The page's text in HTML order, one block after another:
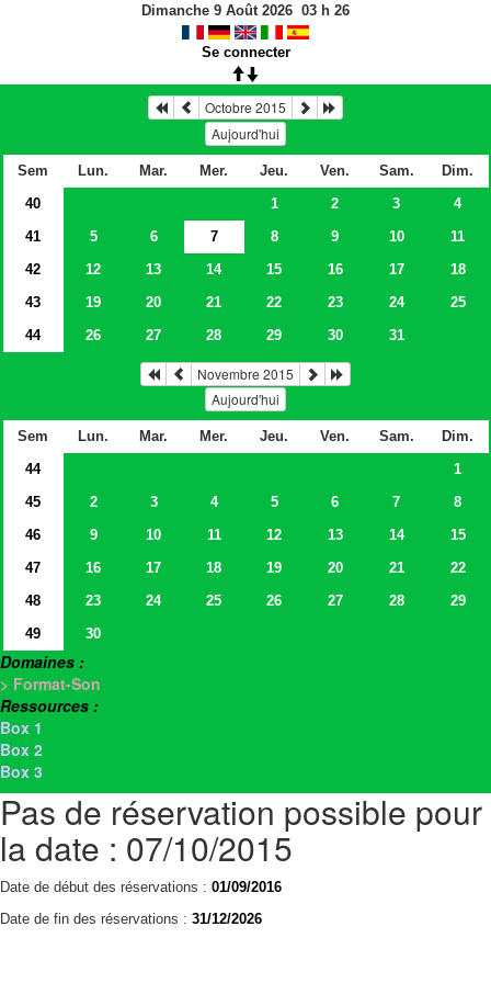
Dimanche 9 Août 2026 03 h 26
Se connecter
Octobre 2015
Aujourd'hui
Sem Lun. Mar. Mer. Jeu. Ven. Sam.
Dim.
40
1 2 3
4
41
5 6 7 8 9 10
11
42
12 13 14 15 16 17
18
43
19 20 21 22 23 24
25
44
26 27 28 29 30 31
Novembre 2015
Aujourd'hui
Sem Lun. Mar. Mer. Jeu. Ven. Sam.
Dim.
44
1
45
2 3 4 5 6 7
8
46
9 10 11 12 13 14
15
47
16 17 18 19 20 21
22
48
23 24 25 26 27 28
29
49
30
Domaines :
> Format-Son
Ressources :
Box 1
Box 2
Box 3
Pas de réservation possible pour
la date : 07/10/2015
Date de début des réservations : 01/09/2016
Date de fin des réservations : 31/12/2026